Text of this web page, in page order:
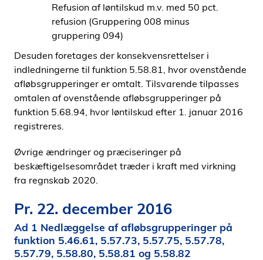
Refusion af løntilskud m.v. med 50 pct.
refusion (Gruppering 008 minus
gruppering 094)
Desuden foretages der konsekvensrettelser i
indledningerne til funktion 5.58.81, hvor ovenstående
afløbsgrupperinger er omtalt. Tilsvarende tilpasses
omtalen af ovenstående afløbsgrupperinger på
funktion 5.68.94, hvor løntilskud efter 1. januar 2016
registreres.
Øvrige ændringer og præciseringer på
beskæftigelsesområdet træder i kraft med virkning
fra regnskab 2020.
Pr. 22. december 2016
Ad 1 Nedlæggelse af afløbsgrupperinger på
funktion 5.46.61, 5.57.73, 5.57.75, 5.57.78,
5.57.79, 5.58.80, 5.58.81 og 5.58.82